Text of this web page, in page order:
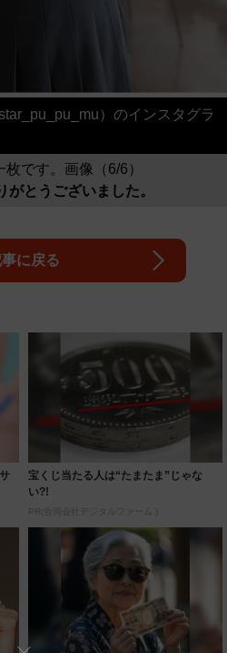
）のインスタグラ
です。画像（6/6）
がとうございました。
に戻る
宝くじ当たる人は“たまたま”じゃな
い?!
PR(合同会社デジタルファーム )